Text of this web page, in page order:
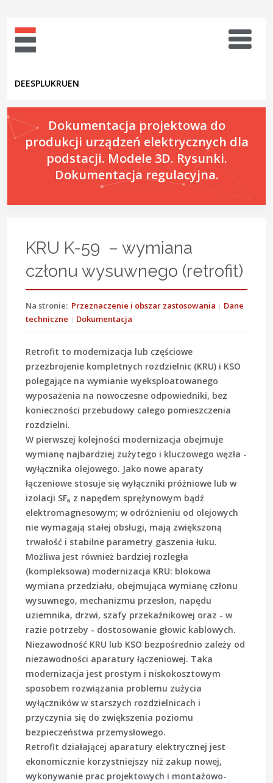
DEESPLUKRUEN
Dokumentacja projektowa do
produkcji urządzeń elektrycznych dla
podstacji. Modele 3D. Rysunki.
Dokumentacja regulacyjna.
KRU K-59 – wymiana
członu wysuwnego (retrofit)
Na stronie: Przeznaczenie i obszar zastosowania
Dane
techniczne
Dokumentacja
Retrofit to modernizacja lub częściowe
przezbrojenie kompletnych rozdzielnic (KRU) i KSO
polegające na wymianie wyeksploatowanego
wyposażenia na nowoczesne odpowiedniki, bez
konieczności przebudowy całego pomieszczenia
rozdzielni.
W pierwszej kolejności modernizacja obejmuje
wymianę najbardziej zużytego i kluczowego węzła -
wyłącznika olejowego. Jako nowe aparaty
łączeniowe stosuje się wyłączniki próżniowe lub w
izolacji SF₆ z napędem sprężynowym bądź
elektromagnesowym; w odróżnieniu od olejowych
nie wymagają stałej obsługi, mają zwiększoną
trwałość i stabilne parametry gaszenia łuku.
Możliwa jest również bardziej rozległa
(kompleksowa) modernizacja KRU: blokowa
wymiana przedziału, obejmująca wymianę członu
wysuwnego, mechanizmu przesłon, napędu
uziemnika, drzwi, szafy przekaźnikowej oraz - w
razie potrzeby - dostosowanie głowic kablowych.
Niezawodność KRU lub KSO bezpośrednio zależy od
niezawodności aparatury łączeniowej. Taka
modernizacja jest prostym i niskokosztowym
sposobem rozwiązania problemu zużycia
wyłączników w starszych rozdzielnicach i
przyczynia się do zwiększenia poziomu
bezpieczeństwa przemysłowego.
Retrofit działającej aparatury elektrycznej jest
ekonomicznie korzystniejszy niż zakup nowej,
wykonywanie prac projektowych i montażowo-